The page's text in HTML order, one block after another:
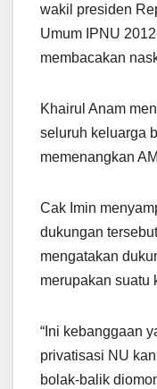
wakil presiden
Umum IPNU
membacakan
Khairul Anam
seluruh keluarga
memenangkan
Cak Imin
dukungan
mengatakan
merupakan suatu
“Ini kebanggaan
privatisasi NU
bolak-balik